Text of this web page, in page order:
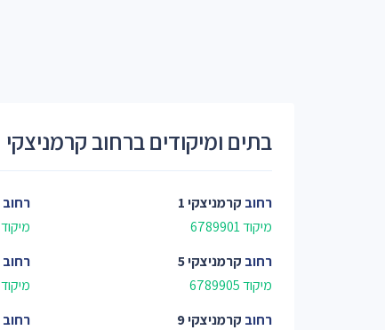
בתים ומיקודים ברחוב קרמניצקי
רחוב קרמניצקי 1
מיקוד 6789901
רחוב
מיקוד 6789902
רחוב קרמניצקי 5
מיקוד 6789905
רחוב
מיקוד 6789906
רחוב קרמניצקי 9
רחוב